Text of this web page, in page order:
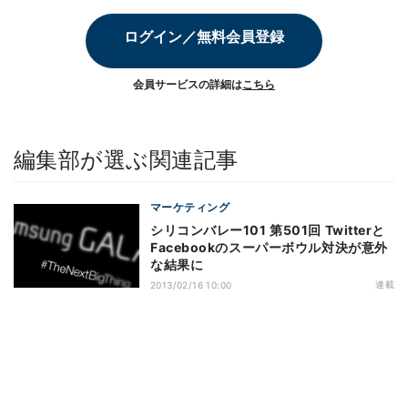
ログイン／無料会員登録
会員サービスの詳細はこちら
編集部が選ぶ関連記事
マーケティング
シリコンバレー101 第501回 Twitterと
Facebookのスーパーボウル対決が意外
な結果に
2013/02/16 10:00 連載